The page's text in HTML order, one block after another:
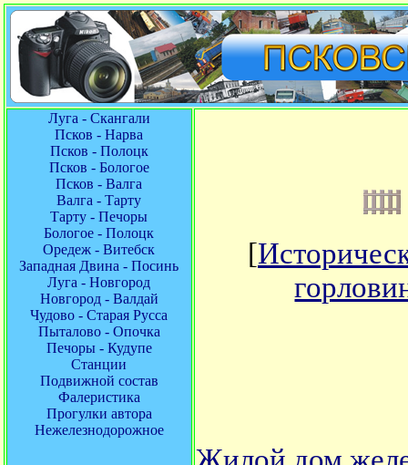
Луга - Скангали
Псков - Нарва
Псков - Полоцк
Псков - Бологое
Псков - Валга
Валга - Тарту
Тарту - Печоры
Бологое - Полоцк
Оредеж - Витебск
Западная Двина - Посинь
Луга - Новгород
Новгород - Валдай
Чудово - Старая Русса
Пыталово - Опочка
Печоры - Кудупе
Станции
Подвижной состав
Фалеристика
Прогулки автора
Нежелезнодорожное
[